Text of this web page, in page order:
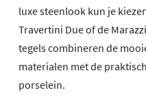
luxe steenlook kun je
Travertini Due of de
tegels combineren de
materialen met de
porselein.